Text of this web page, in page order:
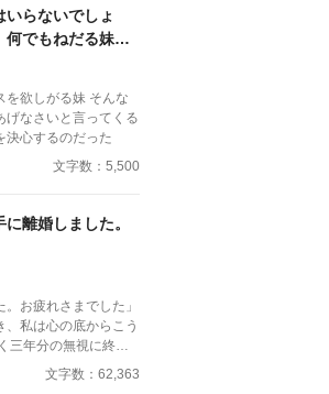
にやってくる知ら
、華
んだソフィア。
べきはお前たち
ろか 国家存亡の危機
らないでしょ
でもねだる妹と
つける。
を欲しがる妹 そんな
げなさいと言ってくる
決心するのだった
文字数：5,500
離婚しました。
お疲れさまでした」
私は心の底からこう
てきたという噂すら
文字数：62,363